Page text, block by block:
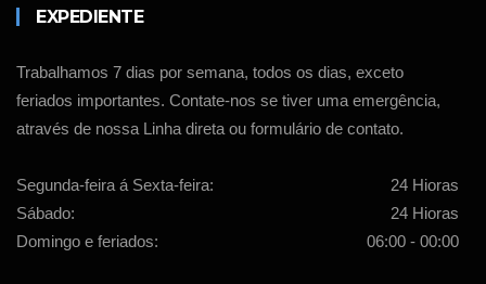
EXPEDIENTE
Trabalhamos 7 dias por semana, todos os dias, exceto
feriados importantes. Contate-nos se tiver uma emergência,
através de nossa Linha direta ou formulário de contato.
Segunda-feira á Sexta-feira:
24 Hioras
Sábado:
24 Hioras
Domingo e feriados:
06:00 - 00:00